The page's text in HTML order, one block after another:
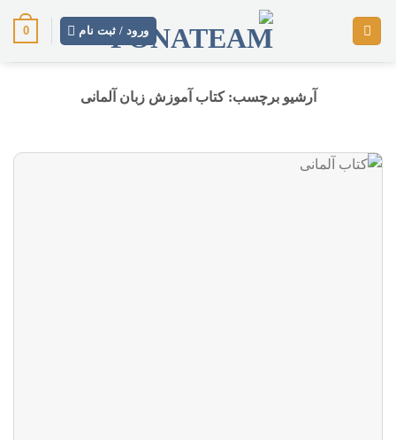
ورود / ثبت نام 0
آرشیو برچسب:کتاب آموزش زبان آلمانی